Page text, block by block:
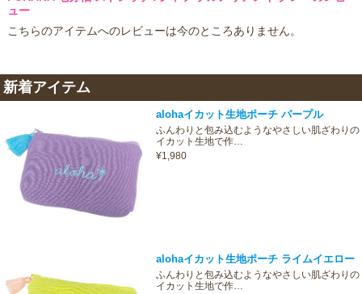
ュー
こちらのアイテムへのレビューは今のところありません。
新着アイテム
alohaイカット生地ポーチ パープル
ふんわりと包み込むようなやさしい肌ざわりの
イカット生地で作…
¥1,980
alohaイカット生地ポーチ ライムイエロー
ふんわりと包み込むようなやさしい肌ざわりの
イカット生地で作…